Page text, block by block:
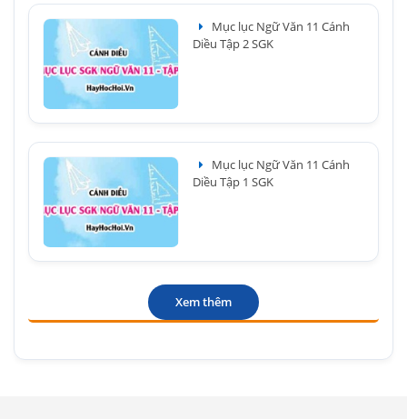
Mục lục Ngữ Văn 11 Cánh
Diều Tập 2 SGK
Mục lục Ngữ Văn 11 Cánh
Diều Tập 1 SGK
Xem thêm